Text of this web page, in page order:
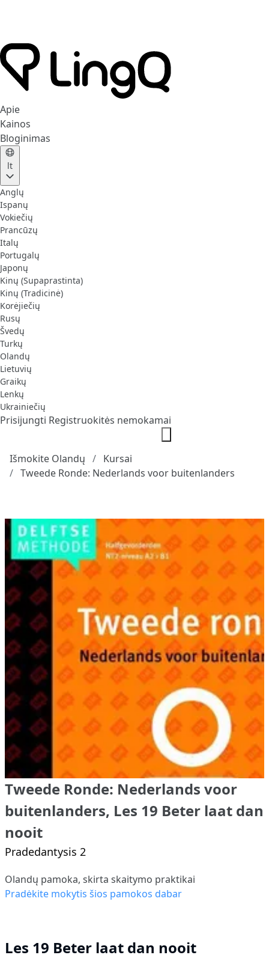
Apie
Kainos
Bloginimas
lt
Anglų
Ispanų
Vokiečių
Prancūzų
Italų
Portugalų
Japonų
Kinų (Supaprastinta)
Kinų (Tradicinė)
Korėjiečių
Rusų
Švedų
Turkų
Olandų
Lietuvių
Graikų
Lenkų
Ukrainiečių
Prisijungti Registruokitės nemokamai
Išmokite Olandų
Kursai
Tweede Ronde: Nederlands voor buitenlanders
Tweede Ronde: Nederlands voor
buitenlanders, Les 19 Beter laat dan
nooit
Pradedantysis 2
Olandų pamoka, skirta skaitymo praktikai
Pradėkite mokytis šios pamokos dabar
Les 19 Beter laat dan nooit